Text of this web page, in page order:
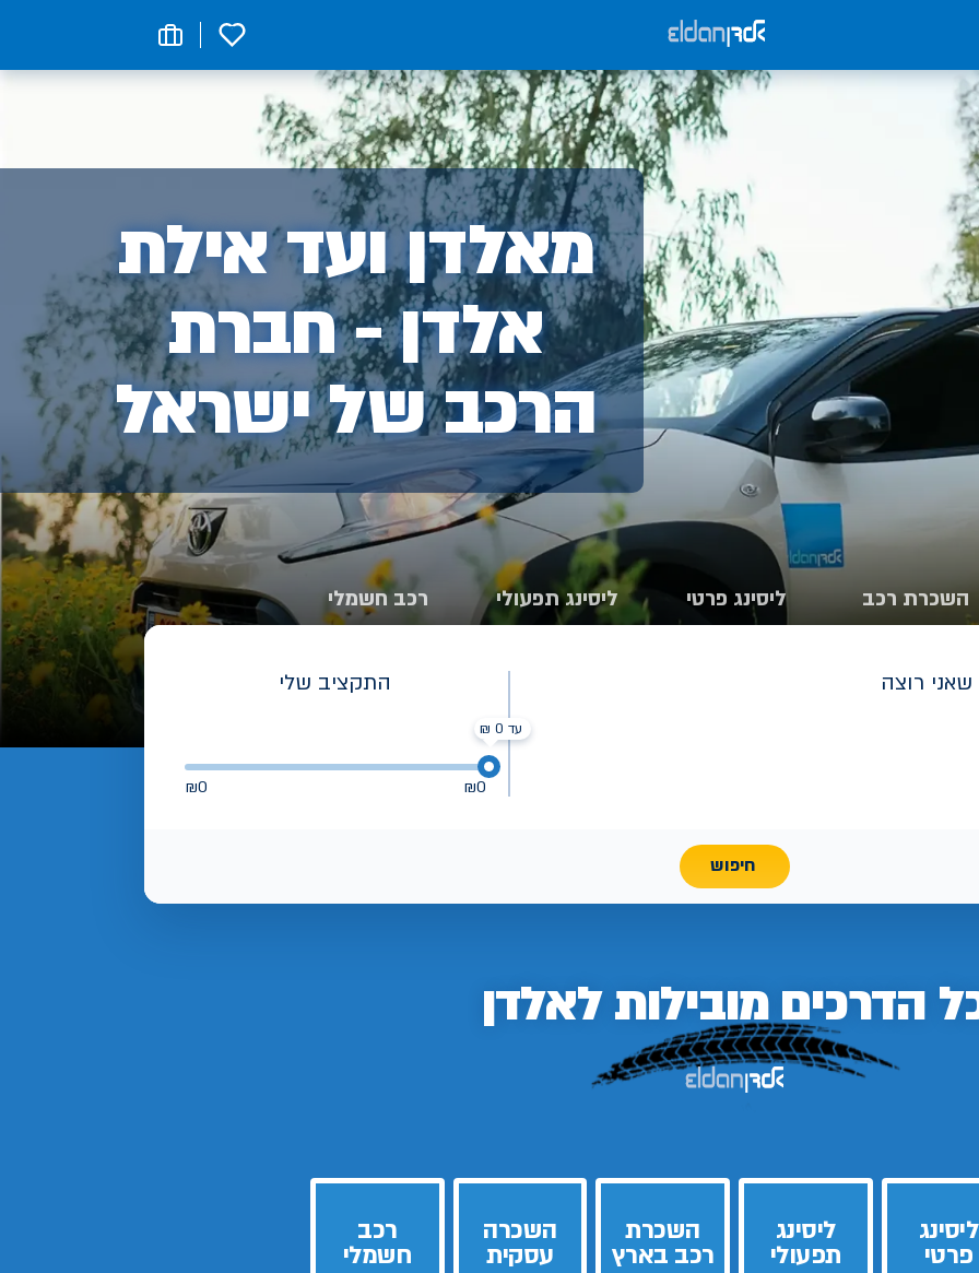
0
אלדן
-
מאלדן ועד אילת
אלדן - חברת
הרכב של ישראל
השכרת רכב ליסינג פרטי ליסינג תפעולי רכב חשמלי
רוצה התקציב שלי
₪0
₪0
חיפוש
הדרכיםמובילות לאלדן
ליסינג
פרטי
ליסינג
תפעולי
השכרת
רכב בארץ
השכרה
עסקית
רכב
חשמלי
עד 0 ₪